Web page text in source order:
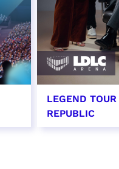
LEGEND
REPUBLIC